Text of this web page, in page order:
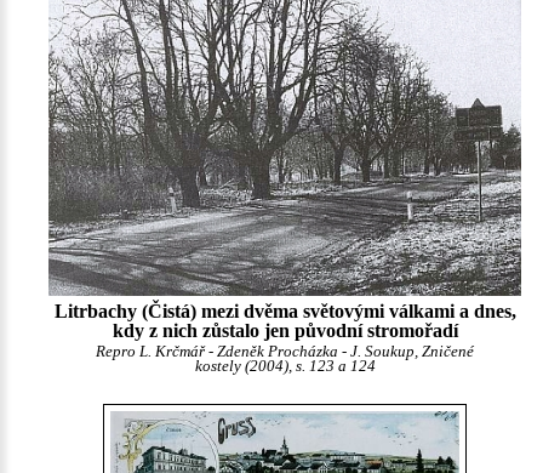
Litrbachy (Čistá) mezi dvěma světovými válkami a dnes,
kdy z nich zůstalo jen původní stromořadí
Repro L. Krčmář - Zdeněk Procházka - J. Soukup, Zničené
kostely (2004), s. 123 a 124